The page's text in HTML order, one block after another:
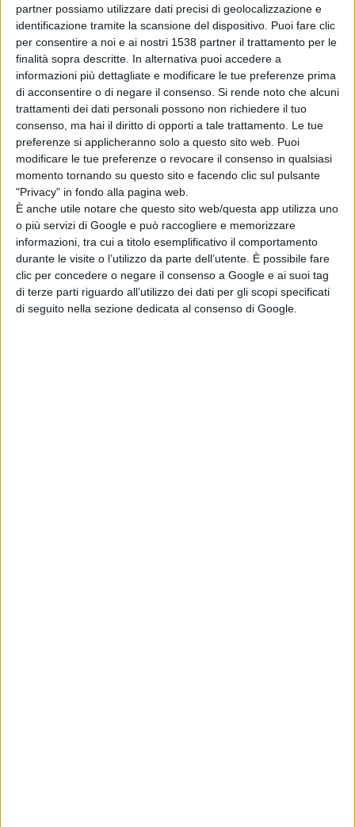
partner possiamo utilizzare dati precisi di geolocalizzazione e
identificazione tramite la scansione del dispositivo. Puoi fare clic
per consentire a noi e ai nostri 1538 partner il trattamento per le
finalità sopra descritte. In alternativa puoi accedere a
informazioni più dettagliate e modificare le tue preferenze prima
di acconsentire o di negare il consenso. Si rende noto che alcuni
trattamenti dei dati personali possono non richiedere il tuo
consenso, ma hai il diritto di opporti a tale trattamento. Le tue
preferenze si applicheranno solo a questo sito web. Puoi
modificare le tue preferenze o revocare il consenso in qualsiasi
momento tornando su questo sito e facendo clic sul pulsante
"Privacy" in fondo alla pagina web.
È anche utile notare che questo sito web/questa app utilizza uno
o più servizi di Google e può raccogliere e memorizzare
informazioni, tra cui a titolo esemplificativo il comportamento
durante le visite o l’utilizzo da parte dell’utente. È possibile fare
clic per concedere o negare il consenso a Google e ai suoi tag
di terze parti riguardo all’utilizzo dei dati per gli scopi specificati
di seguito nella sezione dedicata al consenso di Google.
“Per proseguire la crescita di questo “sistema” –
proseguono gli artigiani – è necessario garantire
maggiore stabilità al settore, anche mediante la
rimodulazione degli incentivi con percentuali che
dovrebbero variare in funzione dei risparmi energetici
effettivamente conseguibili dai singoli interventi”.
Le imprese (analisi 2013 su 2012)
A livello provinciale quasi tutte le province hanno visto la
crescita di questa tipologia di imprese. Exploit di Nuoro
che registra un +3% (361 imprese interessate), seguita
da Sassari con +1,6% (875 imprese), Oristano 1,4% (222
aziende) mentre l’unica a perdere è stata Cagliari: -0,1%